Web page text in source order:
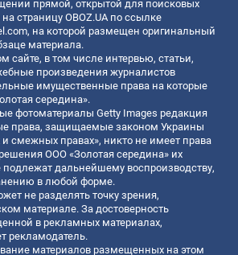
прямой, открытой для поисковых
страницу OBOZ.UA по ссылке
, на которой размещен оригинальный
материала.
сайте, в том числе интервью, статьи,
произведения журналистов
имущественные права на которые
середина».
фотоматериалы Getty Images редакция
права, защищаемые законом Украины
и смежных правах», никто не имеет права
ООО «Золотая середина» их
подлежат дальнейшему воспроизводству,
в любой форме.
не разделять точку зрения,
материале. За достоверность
в рекламных материалах,
рекламодатель.
материалов размещенных на этом